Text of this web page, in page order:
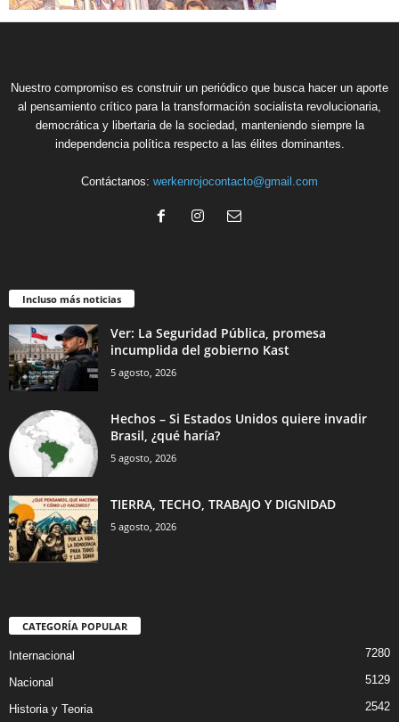
Nuestro compromiso es construir un periódico que busca hacer un aporte
al pensamiento crítico para la transformación socialista revolucionaria,
democrática y libertaria de la sociedad, manteniendo siempre la
independencia política respecto a las élites dominantes.
Contáctanos: werkenrojocontacto@gmail.com
Incluso más noticias
Ver: La Seguridad Pública, promesa
incumplida del gobierno Kast
5 agosto, 2026
Hechos – Si Estados Unidos quiere invadir
Brasil, ¿qué haría?
5 agosto, 2026
TIERRA, TECHO, TRABAJO Y DIGNIDAD
5 agosto, 2026
CATEGORÍA POPULAR
Internacional 7280
Nacional 5129
Historia y Teoria 2542